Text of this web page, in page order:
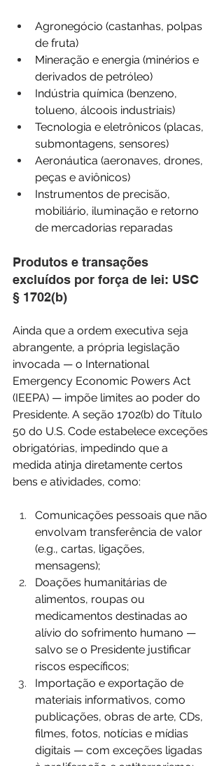
Agronegócio (castanhas, polpas
de fruta)
Mineração e energia (minérios e
derivados de petróleo)
Indústria química (benzeno,
tolueno, álcoois industriais)
Tecnologia e eletrônicos (placas,
submontagens, sensores)
Aeronáutica (aeronaves, drones,
peças e aviônicos)
Instrumentos de precisão,
mobiliário, iluminação e retorno
de mercadorias reparadas
Produtos e transações
excluídos por força de lei: USC
§ 1702(b)
Ainda que a ordem executiva seja
abrangente, a própria legislação
invocada — o International
Emergency Economic Powers Act
(IEEPA) — impõe limites ao poder do
Presidente. A seção 1702(b) do Título
50 do U.S. Code estabelece exceções
obrigatórias, impedindo que a
medida atinja diretamente certos
bens e atividades, como:
Comunicações pessoais que não
envolvam transferência de valor
(e.g., cartas, ligações,
mensagens);
Doações humanitárias de
alimentos, roupas ou
medicamentos destinadas ao
alívio do sofrimento humano —
salvo se o Presidente justificar
riscos específicos;
Importação e exportação de
materiais informativos, como
publicações, obras de arte, CDs,
filmes, fotos, notícias e mídias
digitais — com exceções ligadas